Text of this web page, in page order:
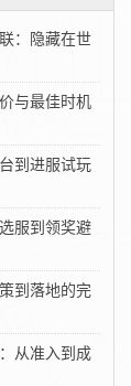
：隐藏在世
与最佳时机
到进服试玩
服到领奖避
到落地的完
从准入到成